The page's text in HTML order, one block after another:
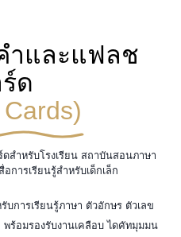
ำและแฟลช
ด
สำหรับโรงเรียน สถาบันสอนภาษา
การเรียนรู้สำหรับเด็กเล็ก
การเรียนรู้ภาษา ตัวอักษร ตัวเลข
ร้อมรองรับงานเคลือบ ไดคัทมุมมน